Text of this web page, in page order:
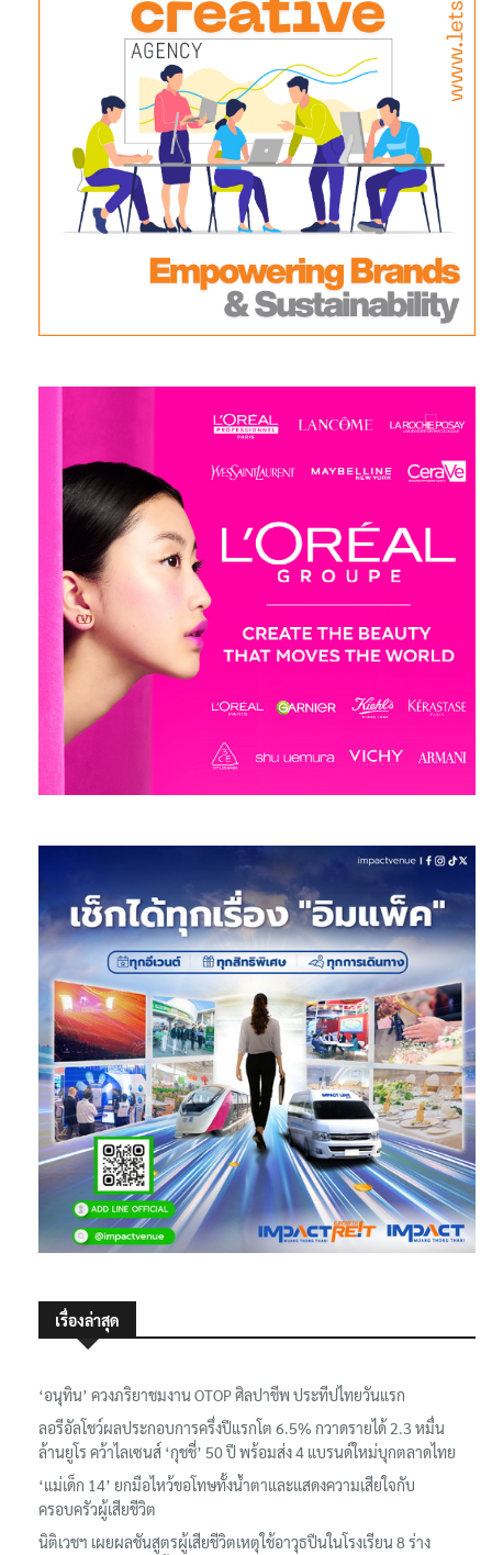
เรื่องล่าสุด
‘อนุทิน’ ควงภริยาชมงาน OTOP ศิลปาชีพ ประทีปไทยวันแรก
ลอรีอัลโชว์ผลประกอบการครึ่งปีแรกโต 6.5% กวาดรายได้ 2.3 หมื่น
ล้านยูโร คว้าไลเซนส์ ‘กุชชี่’ 50 ปี พร้อมส่ง 4 แบรนด์ใหม่บุกตลาดไทย
‘แม่เด็ก 14’ ยกมือไหว้ขอโทษทั้งน้ำตาและแสดงความเสียใจกับ
ครอบครัวผู้เสียชีวิต
นิติเวชฯ เผยผลชันสูตรผู้เสียชีวิตเหตุใช้อาวุธปืนในโรงเรียน 8 ร่าง